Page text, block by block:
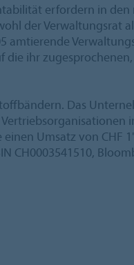
erfordern in
der Verwaltungsrat
amtierende
ihr
Das
Umsatz von CHF